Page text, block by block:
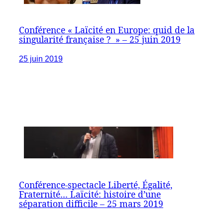
Conférence « Laïcité en Europe: quid de la
singularité française ? » – 25 juin 2019
25 juin 2019
Conférence-spectacle Liberté, Égalité,
Fraternité… Laïcité: histoire d’une
séparation difficile – 25 mars 2019